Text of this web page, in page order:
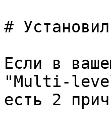
#
Если в
"Multi-level
есть 2